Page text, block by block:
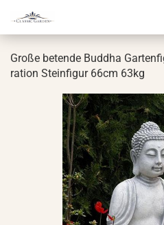
Große be­ten­de Bud­dha
ra­ti­on Stein­fi­gur 66cm 63kg